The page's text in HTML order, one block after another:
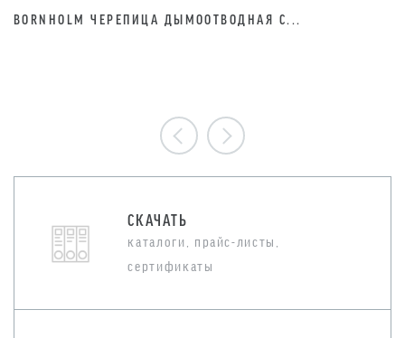
BORNHOLM ЧЕРЕПИЦА ДЫМООТВОДНАЯ С...
СКАЧАТЬ
каталоги, прайс-листы,
сертификаты